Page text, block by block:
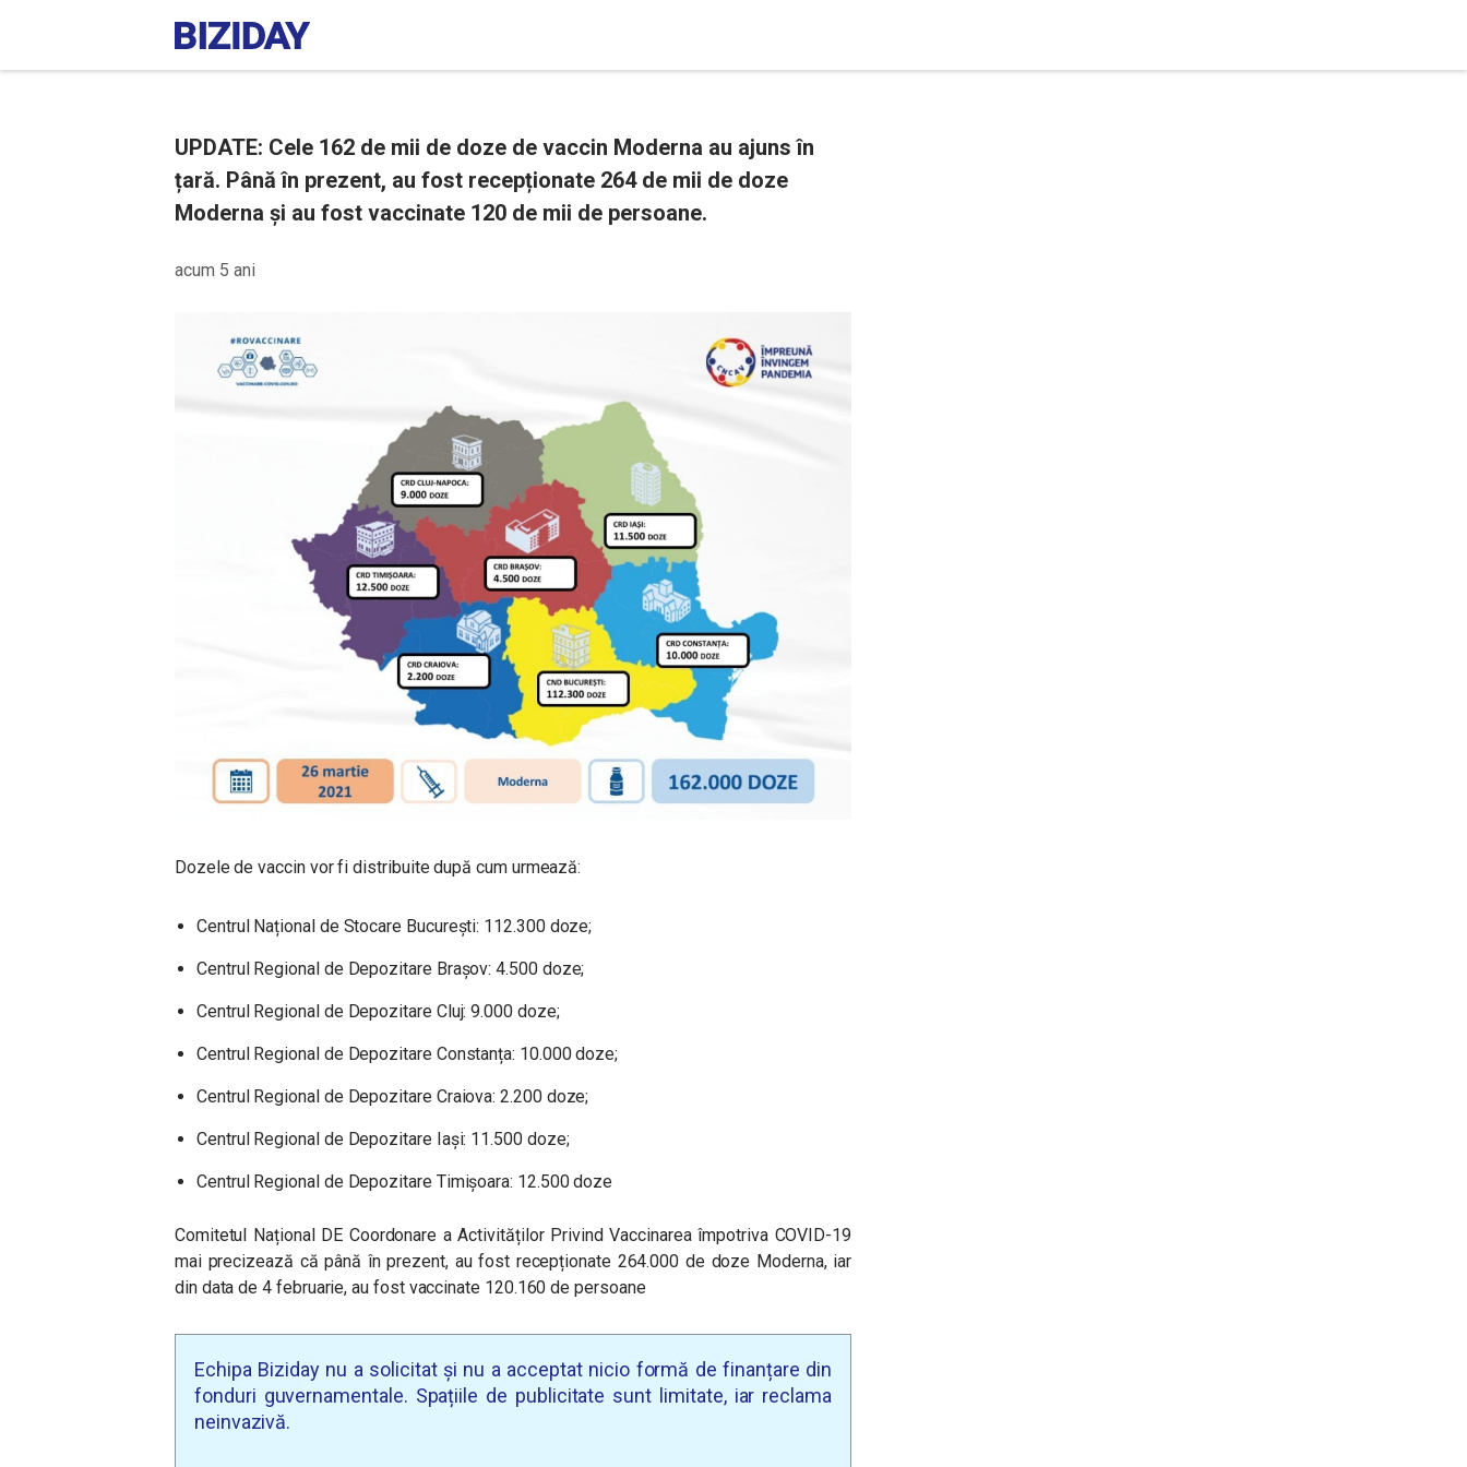
UPDATE: Cele 162 de mii de doze de vaccin Moderna au ajuns în
țară. Până în prezent, au fost recepționate 264 de mii de doze
Moderna și au fost vaccinate 120 de mii de persoane.
acum 5 ani
Dozele de vaccin vor fi distribuite după cum urmează:
Centrul Național de Stocare București: 112.300 doze;
Centrul Regional de Depozitare Brașov: 4.500 doze;
Centrul Regional de Depozitare Cluj: 9.000 doze;
Centrul Regional de Depozitare Constanța: 10.000 doze;
Centrul Regional de Depozitare Craiova: 2.200 doze;
Centrul Regional de Depozitare Iași: 11.500 doze;
Centrul Regional de Depozitare Timișoara: 12.500 doze
Comitetul Național DE Coordonare a Activităților Privind Vaccinarea împotriva COVID-19
mai precizează că până în prezent, au fost recepționate 264.000 de doze Moderna, iar
din data de 4 februarie, au fost vaccinate 120.160 de persoane
Echipa Biziday nu a solicitat și nu a acceptat nicio formă de finanțare din
fonduri guvernamentale. Spațiile de publicitate sunt limitate, iar reclama
neinvazivă.